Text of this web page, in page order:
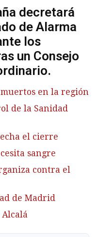
decretará
de Alarma
los
un Consejo
muertos en la región
de la Sanidad
el cierre
sangre
contra el
de Madrid